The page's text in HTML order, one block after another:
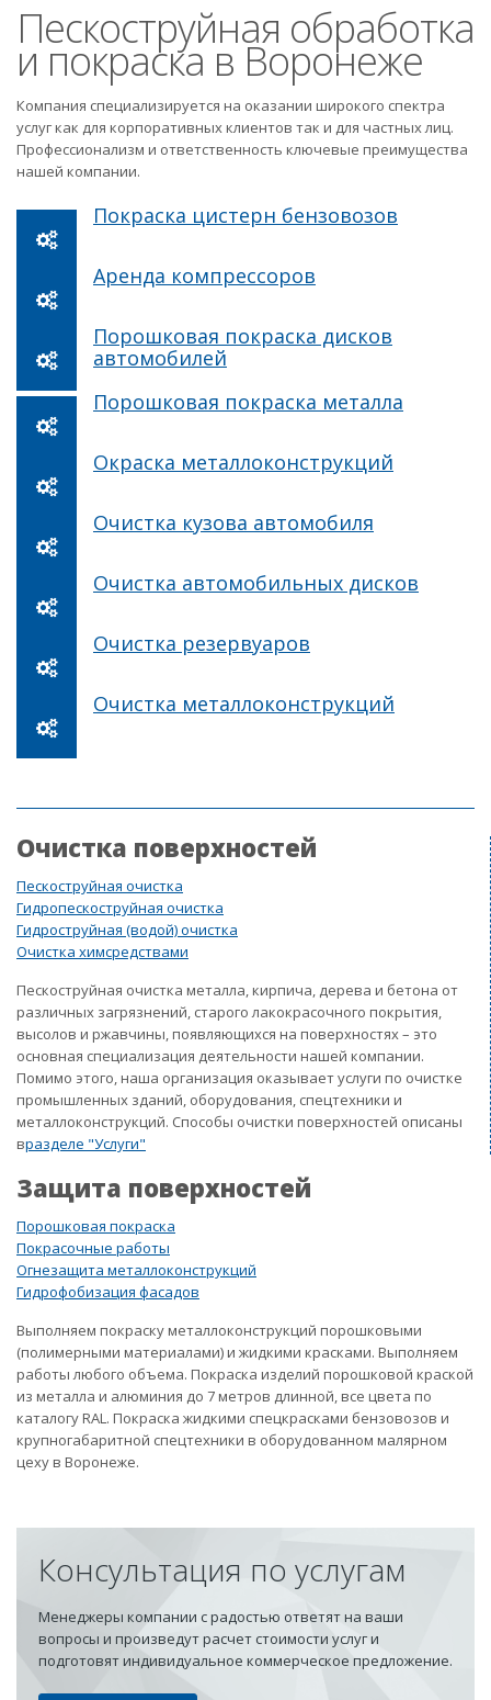
Пескоструйная обработка
и покраска в Воронеже
Компания специализируется на оказании широкого спектра
услуг как для корпоративных клиентов так и для частных лиц.
Профессионализм и ответственность ключевые преимущества
нашей компании.
Покраска цистерн бензовозов
Аренда компрессоров
Порошковая покраска дисков
автомобилей
Порошковая покраска металла
Окраска металлоконструкций
Очистка кузова автомобиля
Очистка автомобильных дисков
Очистка резервуаров
Очистка металлоконструкций
Очистка поверхностей
Пескоструйная очистка
Гидропескоструйная очистка
Гидроструйная (водой) очистка
Очистка химсредствами
Пескоструйная очистка металла, кирпича, дерева и бетона от
различных загрязнений, старого лакокрасочного покрытия,
высолов и ржавчины, появляющихся на поверхностях – это
основная специализация деятельности нашей компании.
Помимо этого, наша организация оказывает услуги по очистке
промышленных зданий, оборудования, спецтехники и
металлоконструкций. Способы очистки поверхностей описаны
вразделе "Услуги"
Защита поверхностей
Порошковая покраска
Покрасочные работы
Огнезащита металлоконструкций
Гидрофобизация фасадов
Выполняем покраску металлоконструкций порошковыми
(полимерными материалами) и жидкими красками. Выполняем
работы любого объема. Покраска изделий порошковой краской
из металла и алюминия до 7 метров длинной, все цвета по
каталогу RAL. Покраска жидкими спецкрасками бензовозов и
крупногабаритной спецтехники в оборудованном малярном
цеху в Воронеже.
Консультация по услугам
Менеджеры компании с радостью ответят на ваши
вопросы и произведут расчет стоимости услуг и
подготовят индивидуальное коммерческое предложение.